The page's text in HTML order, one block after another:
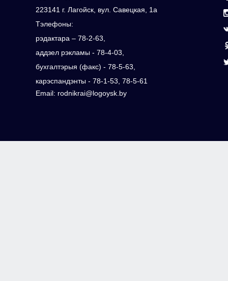
223141 г. Лагойск, вул. Савецкая, 1а
Тэлефоны:
рэдактара – 78-2-63,
аддзел рэкламы - 78-4-03,
бухгалтэрыя (факс) - 78-5-63,
карэспандэнты - 78-1-53, 78-5-61
Email: rodnikrai@logoysk.by